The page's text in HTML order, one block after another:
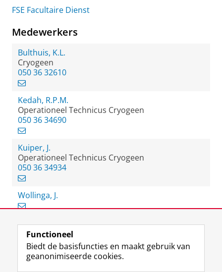
FSE Facultaire Dienst
Medewerkers
Bulthuis, K.L.
Cryogeen
050 36 32610
Kedah, R.P.M.
Operationeel Technicus Cryogeen
050 36 34690
Kuiper, J.
Operationeel Technicus Cryogeen
050 36 34934
Wollinga, J.
View this page in:English
Functioneel
Biedt de basisfuncties en maakt gebruik van
geanonimiseerde cookies.